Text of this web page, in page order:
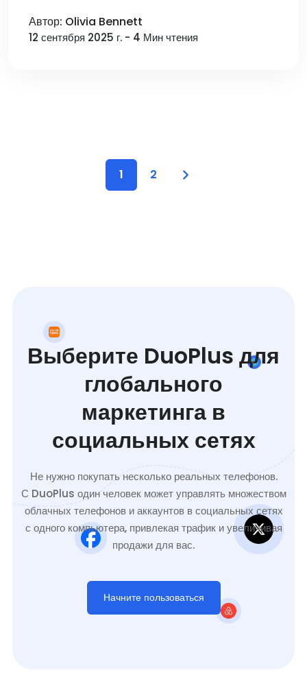
Автор: Olivia Bennett
12 сентября 2025 г. - 4 Мин чтения
1 2
Выберите DuoPlus для
глобального
маркетинга в
социальных сетях
Не нужно покупать несколько реальных телефонов.
С DuoPlus один человек может управлять множеством
облачных телефонов и аккаунтов в социальных сетях
с одного компьютера, привлекая трафик и увеличивая
продажи для вас.
Начните пользоваться